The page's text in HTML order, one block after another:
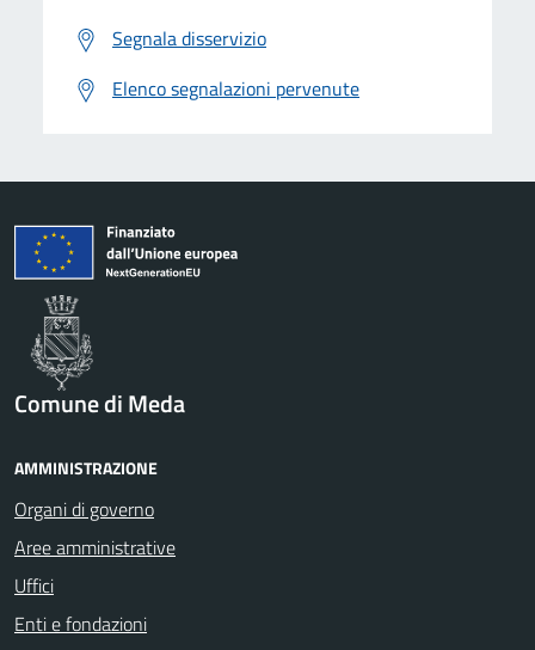
Segnala disservizio
Elenco segnalazioni pervenute
Comune di Meda
AMMINISTRAZIONE
Organi di governo
Aree amministrative
Uffici
Enti e fondazioni